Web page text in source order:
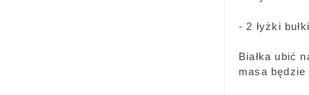
- 2 łyżki
Białka ubić
masa będzie